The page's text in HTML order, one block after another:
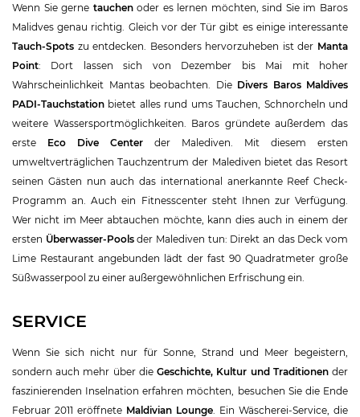
Wenn Sie gerne tauchenoder es lernen möchten, sind Sie im Baros
Malidves genau richtig. Gleich vor der Tür gibt es einige interessante
Tauch-Spots zu entdecken. Besonders hervorzuheben ist der Manta
Point: Dort lassen sich von Dezember bis Mai mit hoher
Wahrscheinlichkeit Mantas beobachten. Die Divers Baros Maldives
PADI-Tauchstation bietet alles rund ums Tauchen, Schnorcheln und
weitere Wassersportmöglichkeiten. Baros gründete außerdem das
erste Eco Dive Center der Malediven. Mit diesem ersten
umweltverträglichen Tauchzentrum der Malediven bietet das Resort
seinen Gästen nun auch das international anerkannte Reef Check-
Programm an. Auch ein Fitnesscenter steht Ihnen zur Verfügung.
Wer nicht im Meer abtauchen möchte, kann dies auch in einem der
ersten Überwasser-Poolsder Malediven tun: Direkt an das Deck vom
Lime Restaurant angebunden lädt der fast 90 Quadratmeter große
Süßwasserpool zu einer außergewöhnlichen Erfrischung ein.
SERVICE
Wenn Sie sich nicht nur für Sonne, Strand und Meer begeistern,
sondern auch mehr über dieGeschichte, Kultur und Traditionender
faszinierenden Inselnation erfahren möchten, besuchen Sie die Ende
Februar 2011 eröffnete Maldivian Lounge . Ein Wäscherei-Service, die